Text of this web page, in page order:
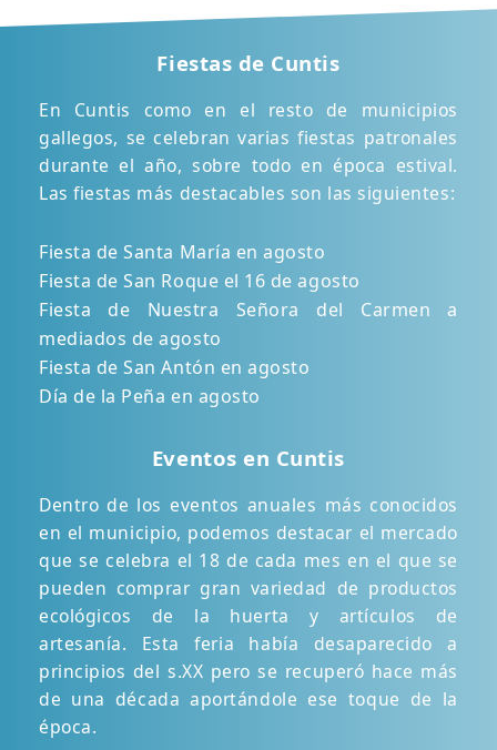
Fiestas de Cuntis
En Cuntis como en el resto de municipios
gallegos, se celebran varias fiestas patronales
durante el año, sobre todo en época estival.
Las fiestas más destacables son las siguientes:
Fiesta de Santa María en agosto
Fiesta de San Roque el 16 de agosto
Fiesta de Nuestra Señora del Carmen a
mediados de agosto
Fiesta de San Antón en agosto
Día de la Peña en agosto
Eventos en Cuntis
Dentro de los eventos anuales más conocidos
en el municipio, podemos destacar el mercado
que se celebra el 18 de cada mes en el que se
pueden comprar gran variedad de productos
ecológicos de la huerta y artículos de
artesanía. Esta feria había desaparecido a
principios del s.XX pero se recuperó hace más
de una década aportándole ese toque de la
época.